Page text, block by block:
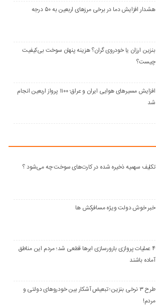
هشدار افزایش دما در برخی مرزهای اربعین به ۵۰ درجه
بنزین ارزان یا خودروی گران؟ هزینه پنهان سوخت بی‌کیفیت
چیست؟
افزایش مسیرهای هوایی ایران و عراق؛ ۱۱۰۰ پرواز اربعین انجام
شد
تکلیف سهمیه ذخیره شده در کارت‌های سوخت چه می‌شود ؟
خبر خوش دولت ویژه مسافرکش‌ ها
۴ عملیات پروازی بارورسازی ابرها قطعی شد؛ مردم این مناطق
آماده باشند
طرح ۳ نرخی بنزین؛ تبعیض آشکار بین خودروهای دولتی و
مردم!